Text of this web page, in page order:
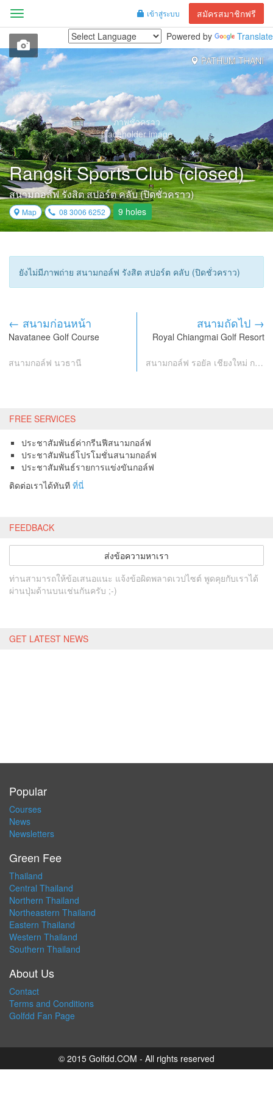
เข้าสู่ระบบ สมัครสมาชิกฟรี
Menu
Powered by
Translate
PATHUM THANI
ภาพชั่วคราว
placeholder image
Rangsit Sports Club (closed)
สนามกอล์ฟ รังสิต สปอร์ต คลับ (ปิดชั่วคราว)
Map 08 3006 6252 9 holes
ยังไม่มีภาพถ่าย สนามกอล์ฟ รังสิต สปอร์ต คลับ (ปิดชั่วคราว)
← สนามก่อนหน้า
Navatanee Golf Course
สนามกอล์ฟ นวธานี
สนามถัดไป →
Royal Chiangmai Golf Resort
สนามกอล์ฟ รอยัล เชียงใหม่ กอล์ฟ รีสอร์ท
FREE SERVICES
ประชาสัมพันธ์ค่ากรีนฟีสนามกอล์ฟ
ประชาสัมพันธ์โปรโมชั่นสนามกอล์ฟ
ประชาสัมพันธ์รายการแข่งขันกอล์ฟ
ติดต่อเราได้ทันที ที่นี่
FEEDBACK
ส่งข้อความหาเรา
ท่านสามารถให้ข้อเสนอแนะ แจ้งข้อผิดพลาดเวปไซต์ พูดคุยกับเราได้
ผ่านปุ่มด้านบนเช่นกันครับ ;-)
GET LATEST NEWS
Popular
Courses
News
Newsletters
Green Fee
Thailand
Central Thailand
Northern Thailand
Northeastern Thailand
Eastern Thailand
Western Thailand
Southern Thailand
About Us
Contact
Terms and Conditions
Golfdd Fan Page
© 2015 Golfdd.COM - All rights reserved